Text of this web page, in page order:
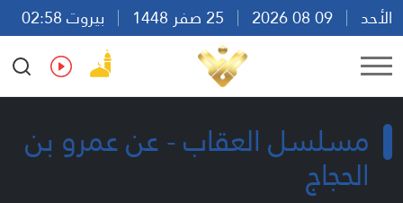
الأحد
بيروت 02:58
Ar
En Fr Es
مسلسل العقاب - عن عمرو بن
الحجاج